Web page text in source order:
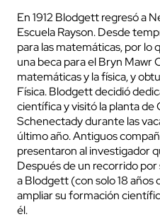
En 1912 Blodgett regresó a
Escuela Rayson. Desde
para las matemáticas, por
una beca para el Bryn Mawr
matemáticas y la física, y
Física. Blodgett decidió
científica y visitó la planta de
Schenectady durante las
último año. Antiguos
presentaron al investigador
Después de un recorrido
a Blodgett (con solo 18 años
ampliar su formación
él.